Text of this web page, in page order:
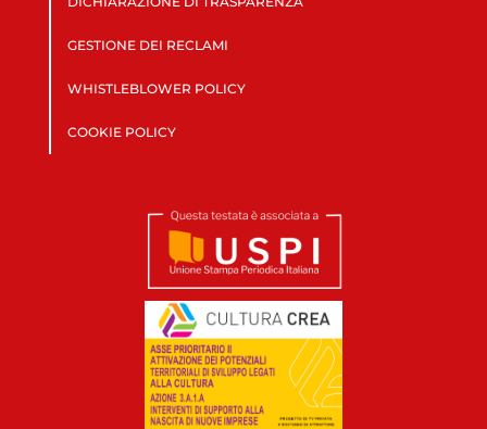
GESTIONE DEI RECLAMI
WHISTLEBLOWER POLICY
COOKIE POLICY